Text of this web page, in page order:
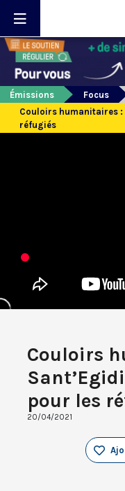
Émissions
Focus
Couloirs humanitaires :
réfugiés
Couloirs
pour les
20/04/2021